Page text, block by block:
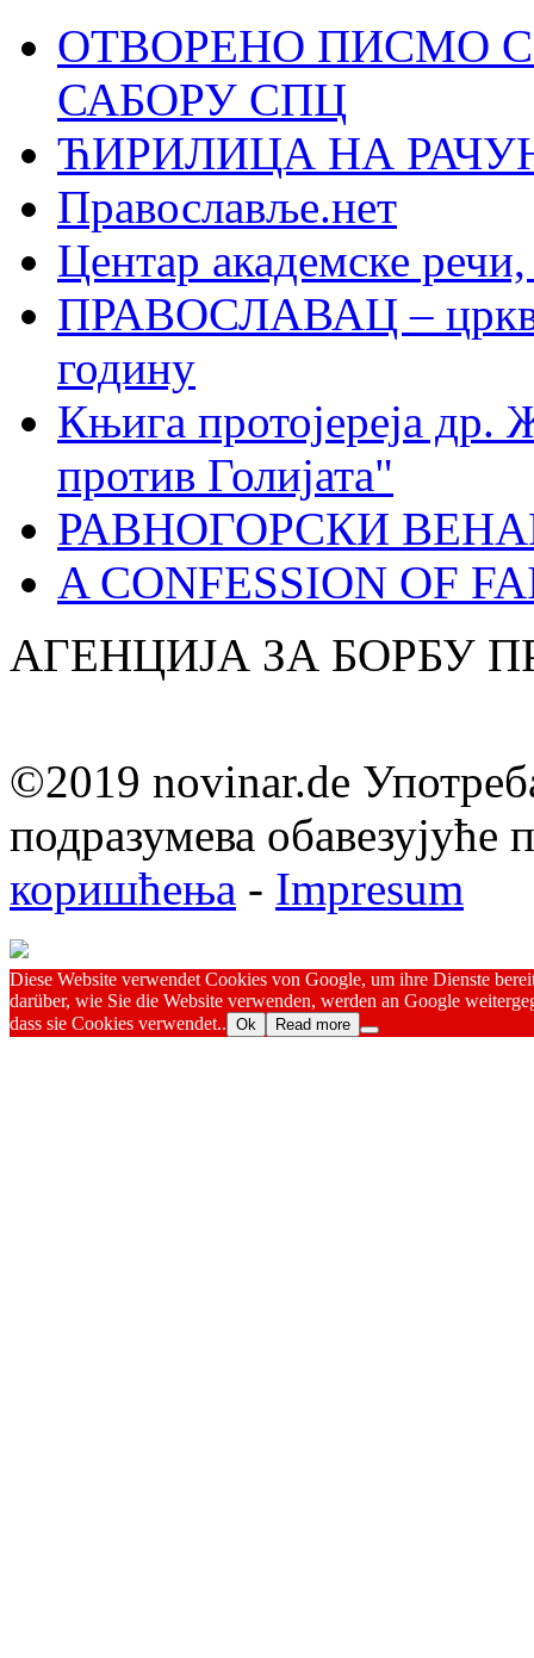
ОТВОРЕНО ПИСМО
САБОРУ СПЦ
ЋИРИЛИЦА НА
Православље.нет
Центар академске
ПРАВОСЛАВАЦ –
годину
Књига протојереја др.
против Голијата"
РАВНОГОРСКИ
A CONFESSION OF
АГЕНЦИЈА ЗА БОРБУ
©2019 novinar.de
подразумева обавезујуће
коришћења - Impresum
Diese Website verwendet Cookies von Google, um ihre Dienste
darüber, wie Sie die Website verwenden, werden an Google
dass sie Cookies verwendet.. Ok Read more